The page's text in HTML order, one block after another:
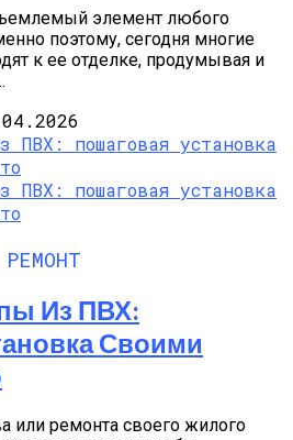
элемент любого
поэтому, сегодня многие
к ее отделке, продумывая и
Из ПВХ:
Своими
или ремонта своего жилого